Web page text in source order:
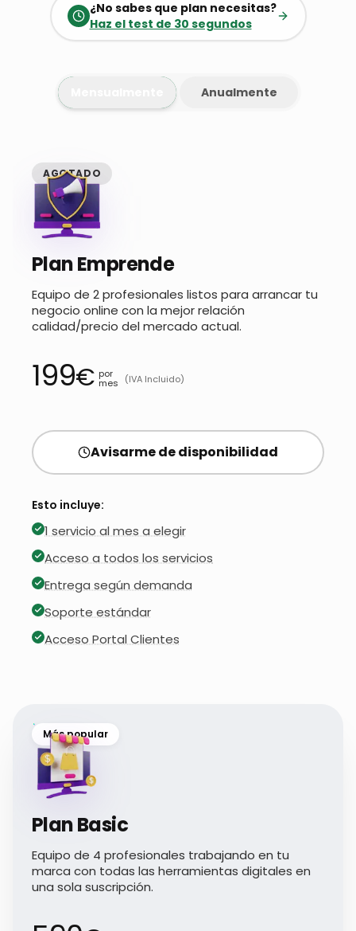
¿No sabes que plan necesitas?
Haz el test de 30 segundos
Anualmente
AGOTADO
Plan Emprende
Equipo de 2 profesionales listos para arrancar tu
negocio online con la mejor relación
calidad/precio del mercado actual.
199€ por
mes (IVA Incluido)
Avisarme de disponibilidad
Esto incluye:
1 servicio al mes a elegir
Acceso a todos los servicios
Entrega según demanda
Soporte estándar
Acceso Portal Clientes
Más popular
Plan Basic
Equipo de 4 profesionales trabajando en tu
marca con todas las herramientas digitales en
una sola suscripción.